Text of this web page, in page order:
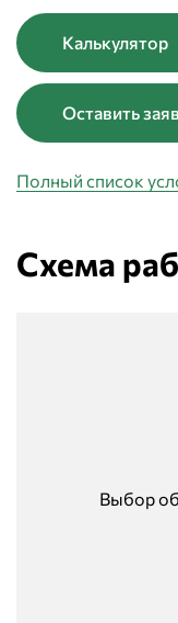
Калькулятор
Оставить
Полный список
Схема
Выбор